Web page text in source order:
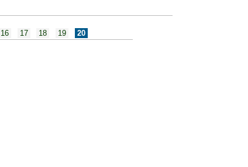
16 17 18 19 20